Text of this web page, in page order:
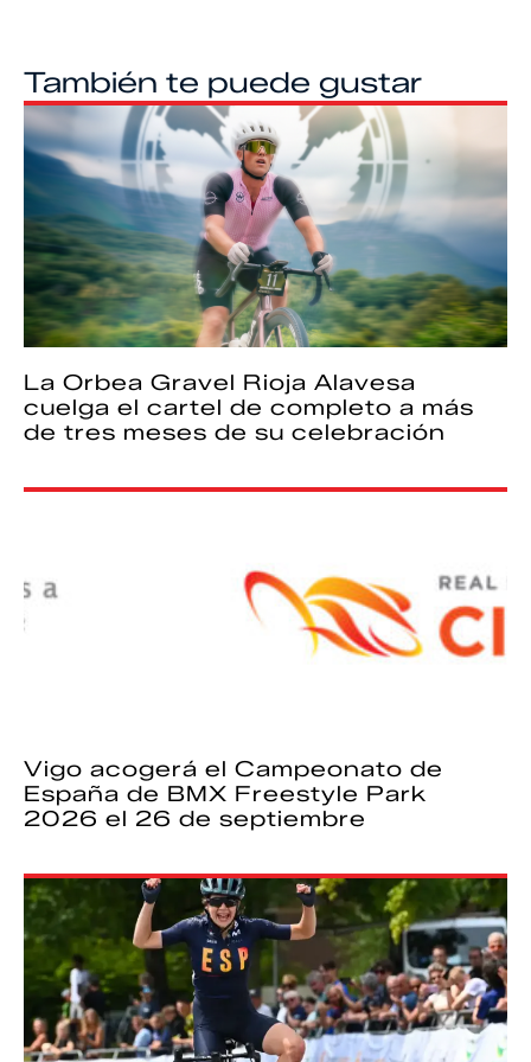
También te puede gustar
La Orbea Gravel Rioja Alavesa
cuelga el cartel de completo a más
de tres meses de su celebración
Vigo acogerá el Campeonato de
España de BMX Freestyle Park
2026 el 26 de septiembre